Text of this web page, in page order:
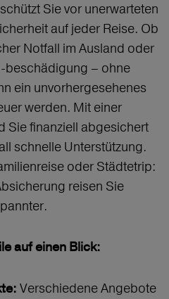
Sie vor unerwarteten
auf jeder Reise. Ob
Notfall im Ausland oder
beschädigung – ohne
ein unvorhergesehenes
werden. Mit einer
Sie finanziell abgesichert
schnelle Unterstützung.
oder Städtetrip:
reisen Sie
auf einen Blick:
Verschiedene Angebote